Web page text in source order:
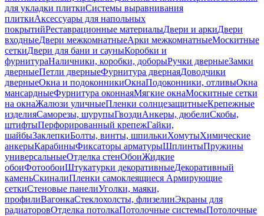
для укладки плиткиСистемы выравнивания
плиткиАксессуары для напольных
покрытийРеставрационные материалыДвери и аркиДвери
входныеДвери межкомнатныеАрки межкомнатныеМоскитные
сеткиДвери для бани и сауныКоробки и
фурнитураНаличники, коробки, доборыРучки дверныеЗамки
дверныеПетли дверныеФурнитура двернаяДоводчики
дверныеОкна и подоконникиОкнаПодоконники, отливыОкна
мансардныеФурнитура оконнаяМягкие окнаМоскитные сетки
на окнаЖалюзи уличныеПленки солнцезащитныеКрепежные
изделияСаморезы, шурупыГвоздиАнкеры, дюбелиСкобы,
штифтыПерфорированный крепежГайки,
шайбыЗаклепкиБолты, винты, шпилькиХомутыХимические
анкерыКарабиныФиксаторы арматурыШплинтыПружины
универсальныеОтделка стенОбоиЖидкие
обоиФотообоиШтукатурки декоративныеДекоративный
каменьСкиналиПленки самоклеящиеся Армирующие
сеткиСтеновые панелиУголки, маяки,
профилиВагонкаСтеклохолсты, флизелинЭкраны для
радиаторовОтделка потолкаПотолочные системыПотолочные